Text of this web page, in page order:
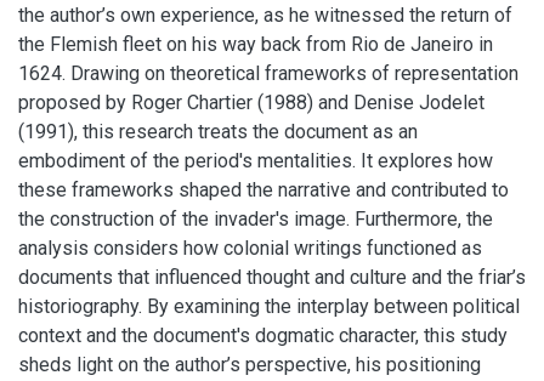
the author’s own experience, as he witnessed the return of
the Flemish fleet on his way back from Rio de Janeiro in
1624. Drawing on theoretical frameworks of representation
proposed by Roger Chartier (1988) and Denise Jodelet
(1991), this research treats the document as an
embodiment of the period's mentalities. It explores how
these frameworks shaped the narrative and contributed to
the construction of the invader's image. Furthermore, the
analysis considers how colonial writings functioned as
documents that influenced thought and culture and the friar’s
historiography. By examining the interplay between political
context and the document's dogmatic character, this study
sheds light on the author’s perspective, his positioning